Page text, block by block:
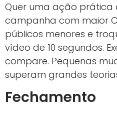
Quer uma ação prática
campanha com maior
públicos menores e
vídeo de 10 segundos.
compare. Pequenas
superam grandes
Fechamento